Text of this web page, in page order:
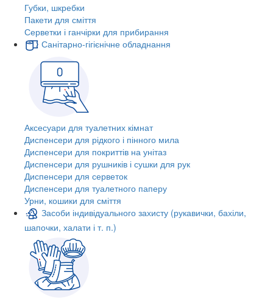
Губки, шкребки
Пакети для сміття
Серветки і ганчірки для прибирання
Санітарно-гігієнічне обладнання
Аксесуари для туалетних кімнат
Диспенсери для рідкого і пінного мила
Диспенсери для покриттів на унітаз
Диспенсери для рушників і сушки для рук
Диспенсери для серветок
Диспенсери для туалетного паперу
Урни, кошики для сміття
Засоби індивідуального захисту (рукавички, бахіли,
шапочки, халати і т. п.)